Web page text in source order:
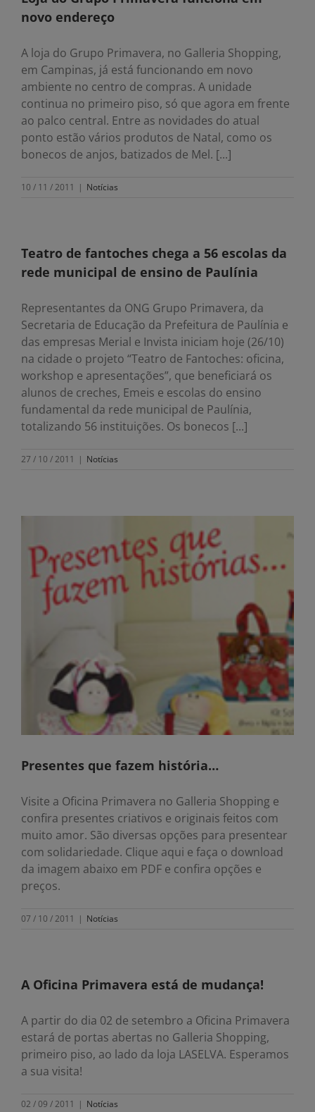
novo endereço
A loja do Grupo Primavera, no Galleria Shopping,
em Campinas, já está funcionando em novo
ambiente no centro de compras. A unidade
continua no primeiro piso, só que agora em frente
ao palco central. Entre as novidades do atual
ponto estão vários produtos de Natal, como os
bonecos de anjos, batizados de Mel. [...]
10 / 11 / 2011 | Notícias
Teatro de fantoches chega a 56 escolas da
rede municipal de ensino de Paulínia
Representantes da ONG Grupo Primavera, da
Secretaria de Educação da Prefeitura de Paulínia e
das empresas Merial e Invista iniciam hoje (26/10)
na cidade o projeto “Teatro de Fantoches: oficina,
workshop e apresentações”, que beneficiará os
alunos de creches, Emeis e escolas do ensino
fundamental da rede municipal de Paulínia,
totalizando 56 instituições. Os bonecos [...]
27 / 10 / 2011 | Notícias
Presentes que fazem história…
Visite a Oficina Primavera no Galleria Shopping e
confira presentes criativos e originais feitos com
muito amor. São diversas opções para presentear
com solidariedade. Clique aqui e faça o download
da imagem abaixo em PDF e confira opções e
preços.
07 / 10 / 2011 | Notícias
A Oficina Primavera está de mudança!
A partir do dia 02 de setembro a Oficina Primavera
estará de portas abertas no Galleria Shopping,
primeiro piso, ao lado da loja LASELVA. Esperamos
a sua visita!
02 / 09 / 2011 | Notícias